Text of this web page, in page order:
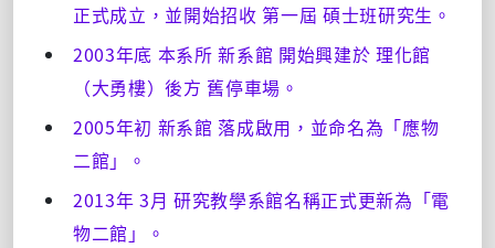
正式成立，並開始招收 第一屆 碩士班研究生。
2003年底 本系所 新系館 開始興建於 理化館
（大勇樓）後方 舊停車場。
2005年初 新系館 落成啟用，並命名為「應物
二館」。
2013年 3月 研究教學系館名稱正式更新為「電
物二館」。